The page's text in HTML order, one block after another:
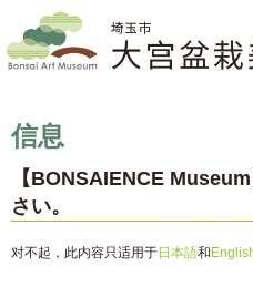
信息
【BONSAIENCE
さい。
对不起，此内容只适用于日本語和